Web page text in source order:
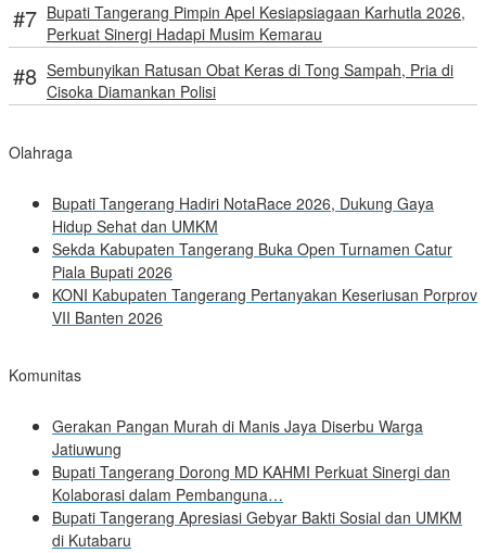
Bupati Tangerang Pimpin Apel Kesiapsiagaan Karhutla 2026,
Perkuat Sinergi Hadapi Musim Kemarau
Sembunyikan Ratusan Obat Keras di Tong Sampah, Pria di
Cisoka Diamankan Polisi
Olahraga
Bupati Tangerang Hadiri NotaRace 2026, Dukung Gaya
Hidup Sehat dan UMKM
Sekda Kabupaten Tangerang Buka Open Turnamen Catur
Piala Bupati 2026
KONI Kabupaten Tangerang Pertanyakan Keseriusan Porprov
VII Banten 2026
Komunitas
Gerakan Pangan Murah di Manis Jaya Diserbu Warga
Jatiuwung
Bupati Tangerang Dorong MD KAHMI Perkuat Sinergi dan
Kolaborasi dalam Pembanguna…
Bupati Tangerang Apresiasi Gebyar Bakti Sosial dan UMKM
di Kutabaru